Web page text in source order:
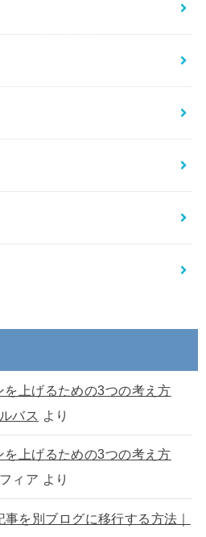
上げるための3つの考え方
バス より
上げるための3つの考え方
ィア より
事を別ブログに移行する方法｜